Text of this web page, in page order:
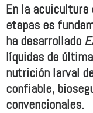
En la
etapas es
ha desarrollado
líquidas de
nutrición larval
confiable,
convencionales.